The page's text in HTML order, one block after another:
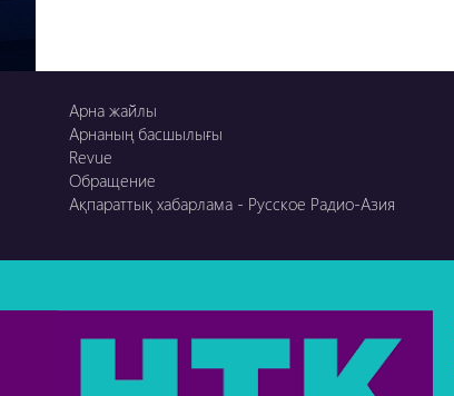
Арна жайлы
Арнаның басшылығы
Revue
Обращение
Ақпараттық хабарлама - Русское Радио-Азия